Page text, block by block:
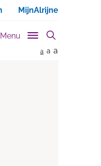
MijnAlrijne
Menu
a a a